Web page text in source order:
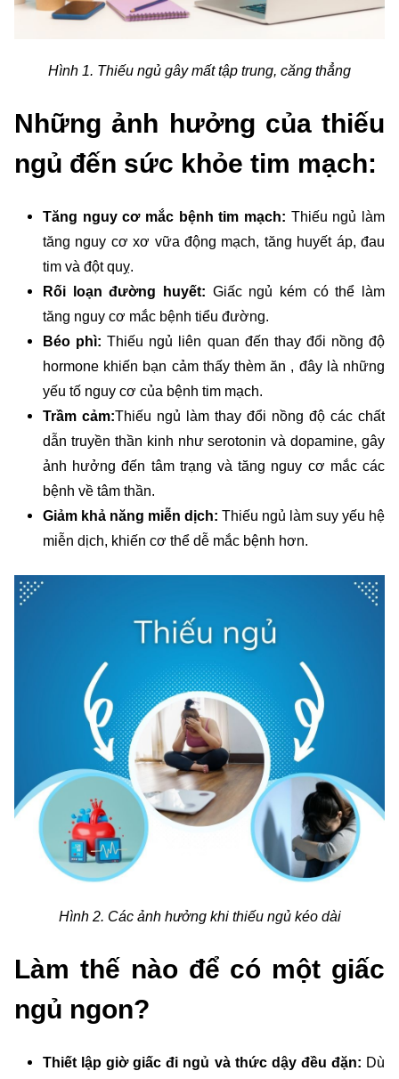
Hình 1. Thiếu ngủ gây mất tập trung, căng thẳng
Những ảnh hưởng của thiếu
ngủ đến sức khỏe tim mạch:
Tăng nguy cơ mắc bệnh tim mạch: Thiếu ngủ làm
tăng nguy cơ xơ vữa động mạch, tăng huyết áp, đau
tim và đột quỵ.
Rối loạn đường huyết: Giấc ngủ kém có thể làm
tăng nguy cơ mắc bệnh tiểu đường.
Béo phì: Thiếu ngủ liên quan đến thay đổi nồng độ
hormone khiến bạn cảm thấy thèm ăn , đây là những
yếu tố nguy cơ của bệnh tim mạch.
Trầm cảm:Thiếu ngủ làm thay đổi nồng độ các chất
dẫn truyền thần kinh như serotonin và dopamine, gây
ảnh hưởng đến tâm trạng và tăng nguy cơ mắc các
bệnh về tâm thần.
Giảm khả năng miễn dịch: Thiếu ngủ làm suy yếu hệ
miễn dịch, khiến cơ thể dễ mắc bệnh hơn.
Hình 2. Các ảnh hưởng khi thiếu ngủ kéo dài
Làm thế nào để có một giấc
ngủ ngon?
Thiết lập giờ giấc đi ngủ và thức dậy đều đặn: Dù